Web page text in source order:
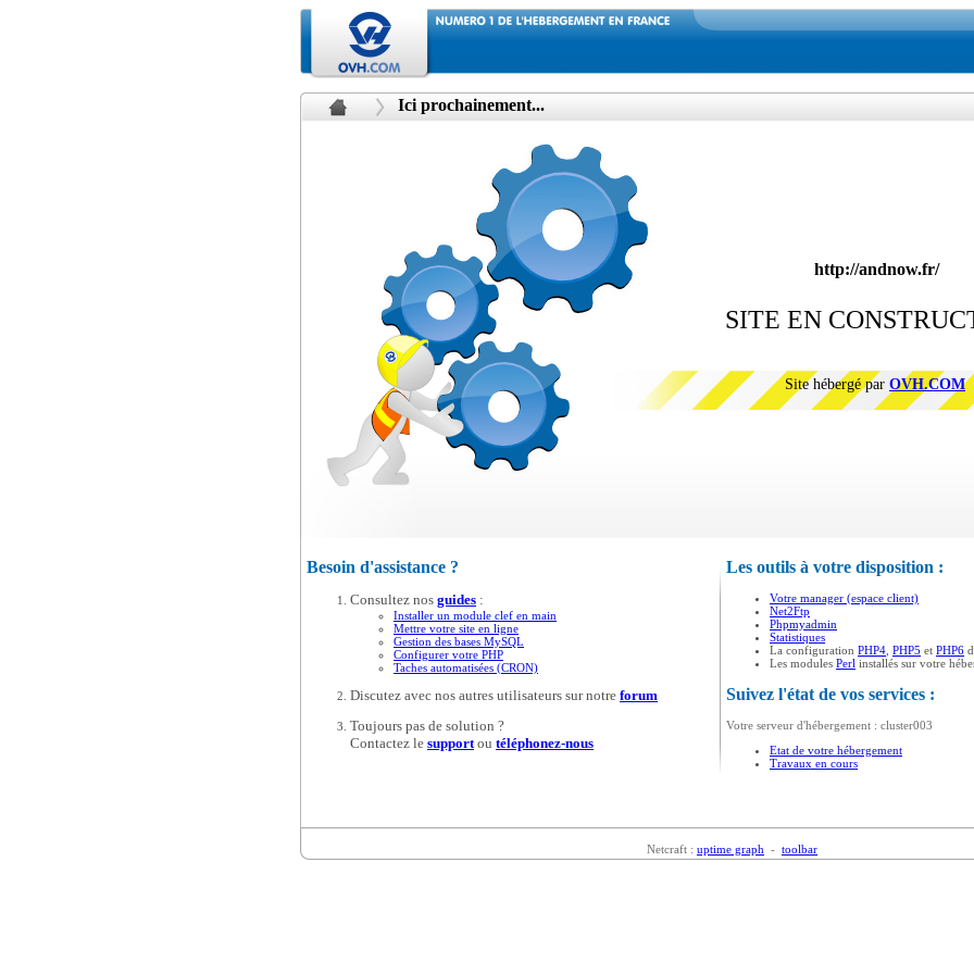
Ici prochainement...
http://andnow.fr/
SITE EN
Site hébergé par OVH.COM
Besoin d'assistance ?
Consultez nos guides :
Installer un module clef en main
Mettre votre site en ligne
Gestion des bases MySQL
Configurer votre PHP
Taches automatisées (CRON)
Discutez avec nos autres utilisateurs sur notre forum
Toujours pas de solution ?
Contactez le supportou téléphonez-nous
Les outils à votre disposition :
Votre manager (espace client)
Net2Ftp
Phpmyadmin
Statistiques
La configuration PHP4 PHP5 et PHP6
Les modules Perl installés sur votre
Suivez l'état de vos services :
Votre serveur d'hébergement : cluster003
Etat de votre hébergement
Travaux en cours
Netcraft : uptime graph - toolbar